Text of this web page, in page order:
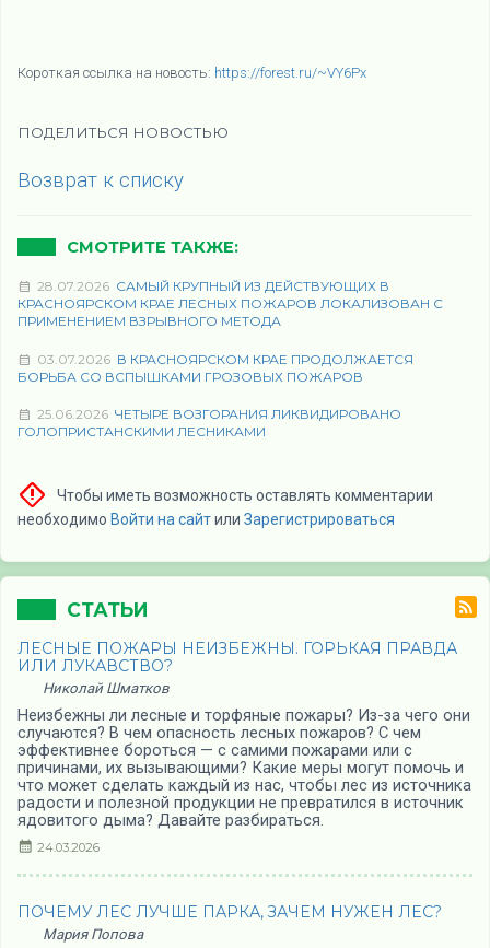
Короткая ссылка на новость: https://forest.ru/~VY6Px
ПОДЕЛИТЬСЯ НОВОСТЬЮ
Возврат к списку
СМОТРИТЕ ТАКЖЕ:
28.07.2026 САМЫЙ КРУПНЫЙ ИЗ ДЕЙСТВУЮЩИХ В
КРАСНОЯРСКОМ КРАЕ ЛЕСНЫХ ПОЖАРОВ ЛОКАЛИЗОВАН С
ПРИМЕНЕНИЕМ ВЗРЫВНОГО МЕТОДА
03.07.2026 В КРАСНОЯРСКОМ КРАЕ ПРОДОЛЖАЕТСЯ
БОРЬБА СО ВСПЫШКАМИ ГРОЗОВЫХ ПОЖАРОВ
25.06.2026 ЧЕТЫРЕ ВОЗГОРАНИЯ ЛИКВИДИРОВАНО
ГОЛОПРИСТАНСКИМИ ЛЕСНИКАМИ
Чтобы иметь возможность оставлять комментарии
необходимо Войти на сайтили Зарегистрироваться
СТАТЬИ
ЛЕСНЫЕ ПОЖАРЫ НЕИЗБЕЖНЫ. ГОРЬКАЯ ПРАВДА
ИЛИ ЛУКАВСТВО?
Николай Шматков
Неизбежны ли лесные и торфяные пожары? Из-за чего они
случаются? В чем опасность лесных пожаров? С чем
эффективнее бороться — с самими пожарами или с
причинами, их вызывающими? Какие меры могут помочь и
что может сделать каждый из нас, чтобы лес из источника
радости и полезной продукции не превратился в источник
ядовитого дыма? Давайте разбираться.
24.03.2026
ПОЧЕМУ ЛЕС ЛУЧШЕ ПАРКА, ЗАЧЕМ НУЖЕН ЛЕС?
Мария Попова